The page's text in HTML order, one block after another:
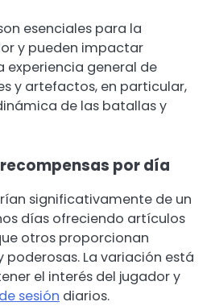
esenciales para la
y pueden impactar
general de
y artefactos, en particular,
de las batallas y
por día
significativamente de un
días ofreciendo artículos
otros proporcionan
poderosas. La variación está
el interés del jugador y
de sesión diarios.